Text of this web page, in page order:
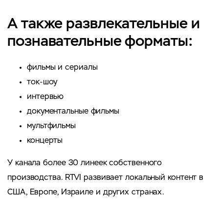
А также развлекательные и
познавательные форматы:
фильмы и сериалы
ток-шоу
интервью
документальные фильмы
мультфильмы
концерты
У канала более 30 линеек собственного
производства. RTVI развивает локальный контент в
США, Европе, Израиле и других странах.